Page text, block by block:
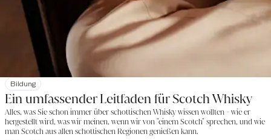
Bildung
Ein umfassender Leitfaden für Scotch Whisky
Alles, was Sie schon immer über schottischen Whisky wissen wollten - wie er
hergestellt wird, was wir meinen, wenn wir von "einem Scotch" sprechen, und wie
man Scotch aus allen schottischen Regionen genießen kann.